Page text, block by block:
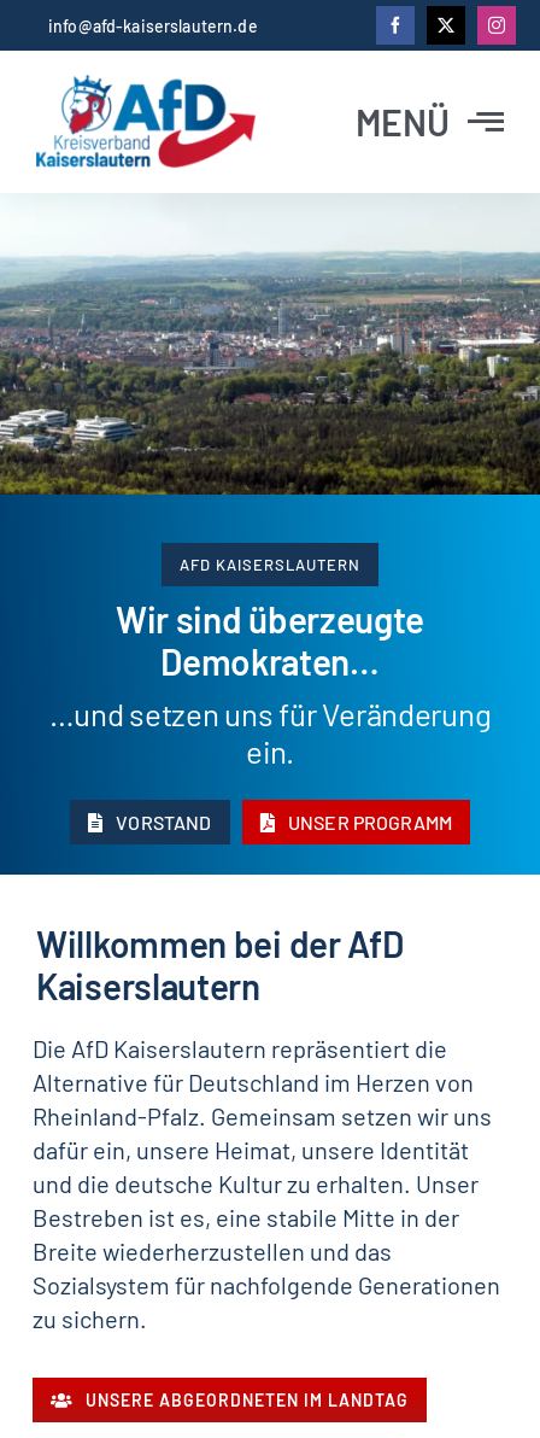
Inhalt
springen
info@afd-kaiserslautern.de
MENÜ
News
Abgeordnete
Vorstand
AFD KAISERSLAUTERN
Wir sind überzeugte
Demokraten…
…und setzen uns für Veränderung
ein.
VORSTAND UNSER PROGRAMM
Willkommen bei der AfD
Kaiserslautern
Die AfD Kaiserslautern repräsentiert die
Alternative für Deutschland im Herzen von
Rheinland-Pfalz. Gemeinsam setzen wir uns
dafür ein, unsere Heimat, unsere Identität
und die deutsche Kultur zu erhalten. Unser
Bestreben ist es, eine stabile Mitte in der
Breite wiederherzustellen und das
Sozialsystem für nachfolgende Generationen
zu sichern.
UNSERE ABGEORDNETEN IM LANDTAG